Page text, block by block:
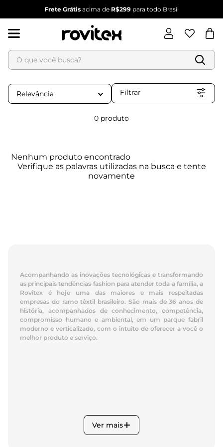
Frete Grátis acima de R$299 para todo Brasil
O que você busca?
Relevância Filtrar
0 produto
Nenhum produto encontrado
Acompanhando as inovações tecnológicas e transformando
as principais tendências fashion para atender toda a família, a
Rovitex é hoje uma das maiores e mais respeitadas
empresas do ramo têxtil brasileiro. São mais de 36 anos de
história, acompanhados de conhecimento, competência,
compromisso humano e ambiental, em um parque fabril
moderno e verticalizado, com o intuito de oferecer a você o
melhor produto e serviço.
Ver mais
Termos mais buscados
1
2º
vestido
6º conjunto feminino